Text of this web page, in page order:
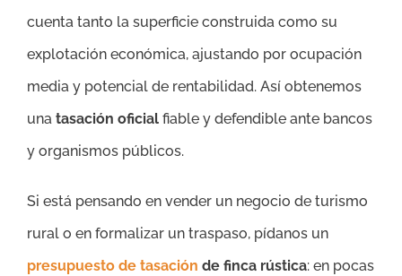
cuenta tanto la superficie construida como su
explotación económica, ajustando por ocupación
media y potencial de rentabilidad. Así obtenemos
una tasación oficial fiable y defendible ante bancos
y organismos públicos.
Si está pensando en vender un negocio de turismo
rural o en formalizar un traspaso, pídanos un
presupuesto de tasación de finca rústica: en pocas